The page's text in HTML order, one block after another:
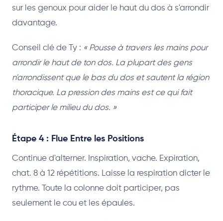
sur les genoux pour aider le haut du dos à s'arrondir
davantage.
Conseil clé de Ty : « Pousse à travers les mains pour
arrondir le haut de ton dos. La plupart des gens
n'arrondissent que le bas du dos et sautent la région
thoracique. La pression des mains est ce qui fait
participer le milieu du dos. »
Étape 4 : Flue Entre les Positions
Continue d'alterner. Inspiration, vache. Expiration,
chat. 8 à 12 répétitions. Laisse la respiration dicter le
rythme. Toute la colonne doit participer, pas
seulement le cou et les épaules.